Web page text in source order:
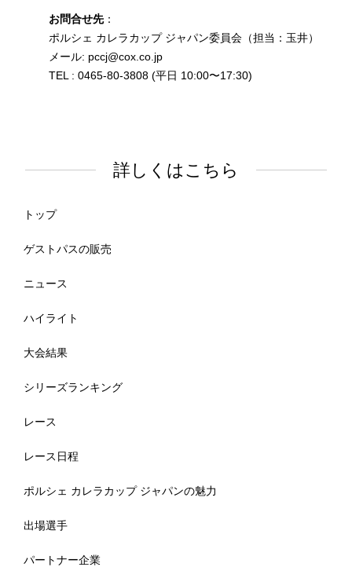
お問合せ先：
ポルシェ カレラカップ ジャパン委員会（担当：玉井）
メール: pccj@cox.co.jp
TEL : 0465-80-3808 (平日 10:00〜17:30)
詳しくはこちら
トップ
ゲストパスの販売
ニュース
ハイライト
大会結果
シリーズランキング
レース
レース日程
ポルシェ カレラカップ ジャパンの魅力
出場選手
パートナー企業